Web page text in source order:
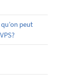
peut